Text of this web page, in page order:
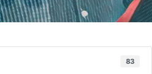
83